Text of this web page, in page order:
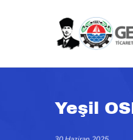
content
Yeşil